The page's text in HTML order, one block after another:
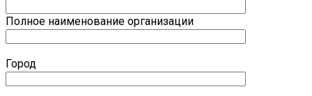
Полное наименование организации
Город